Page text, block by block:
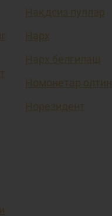
Нақдсиз пуллар
Нарх
Нарх белгилаш
Номонетар олтин
Норезидент